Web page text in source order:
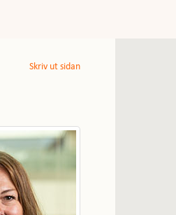
Skriv ut sidan